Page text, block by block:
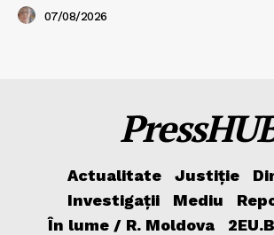
07/08/2026
Actualitate Justiție
Investigații
Mediu
În lume / R. Moldova